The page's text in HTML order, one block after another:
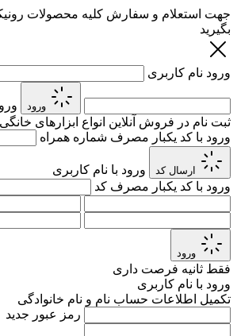
جهت استعلام و سفارش کلیه محصولات
بگیرید
ورود نام کاربری
ورود
ثبت نام در فروش آنلاین انواع ابزارهای
ورود با کد یکبار مصرف شماره همراه
ارسال کد
ورود با نام کاربری
ورود با کد یکبار مصرف کد
ورود
فقط ثانیه فرصت داری
ورود با نام کاربری
تکمیل اطلاعات حساب نام و نام خانوادگی
رمز عبور جدید